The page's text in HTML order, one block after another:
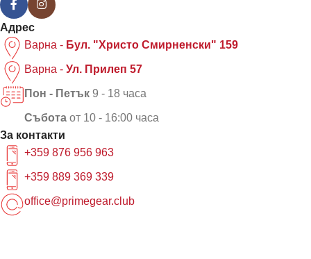
Адрес
Варна - Бул. "Христо Смирненски" 159
Варна - Ул. Прилеп 57
Пон - Петък 9 - 18 часа
Събота от 10 - 16:00 часа
За контакти
+359 876 956 963
+359 889 369 339
office@primegear.club